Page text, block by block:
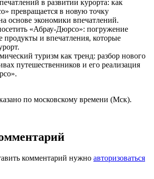
в развитии курорта: как
превращается в новую точку
основе экономики впечатлений.
«Абрау-Дюрсо»: погружение
продукты и впечатления, которые
туризм как тренд: разбор нового
путешественников и его реализация
по московскому времени (Мск).
комментарий нужно авторизоваться